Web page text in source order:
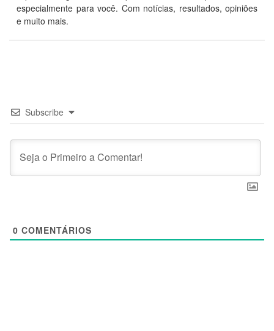
especialmente para você. Com notícias, resultados, opiniões
e muito mais.
Subscribe
0 COMENTÁRIOS